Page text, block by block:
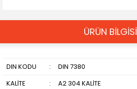
ÜRÜN BİLGİSİ
DIN KODU :
DIN 7380
KALİTE
:
A2 304 KALİTE